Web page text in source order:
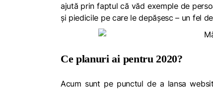
ajută prin faptul că văd exemple de
și piedicile pe care le depășesc – un fel
Ce planuri ai pentru 2020?
Acum sunt pe punctul de a lansa